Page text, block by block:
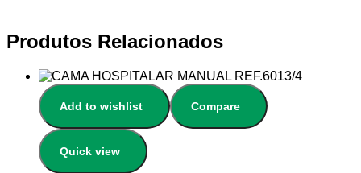
Produtos Relacionados
Add to wishlist Compare
Quick view